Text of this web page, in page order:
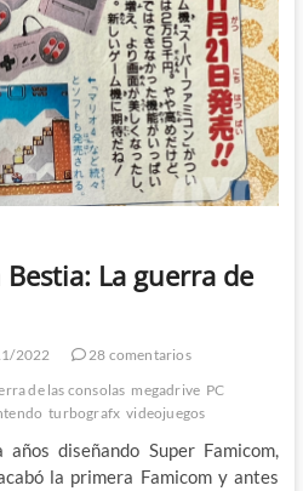
La guerra de
2022
28 comentarios
de las consolas megadrive PC
turbografx videojuegos
diseñando Super Famicom,
la primera Famicom y antes